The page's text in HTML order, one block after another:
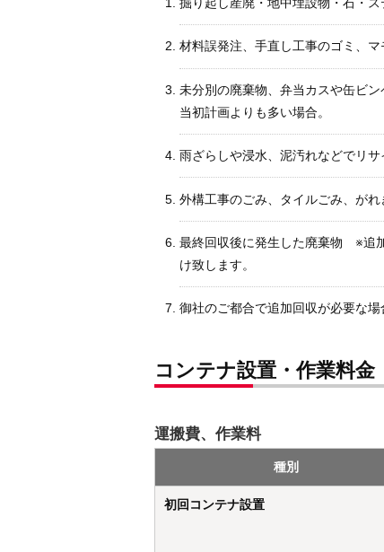
材料誤発注、手直し工事のゴミ、
未分別の廃棄物、弁当カスや缶ビ
当初計画よりも多い場合。
雨ざらしや浸水、泥汚れなどでリ
外構工事のごみ、タイルごみ、がれ
最終回収後に発生した廃棄物 ※追
け致します。
御社のご都合で追加回収が必要な場
コンテナ設置・作業料金
運搬費、作業料
種別
初回コンテナ設置